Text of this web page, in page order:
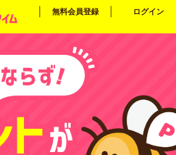
無料会員登録 ログイン